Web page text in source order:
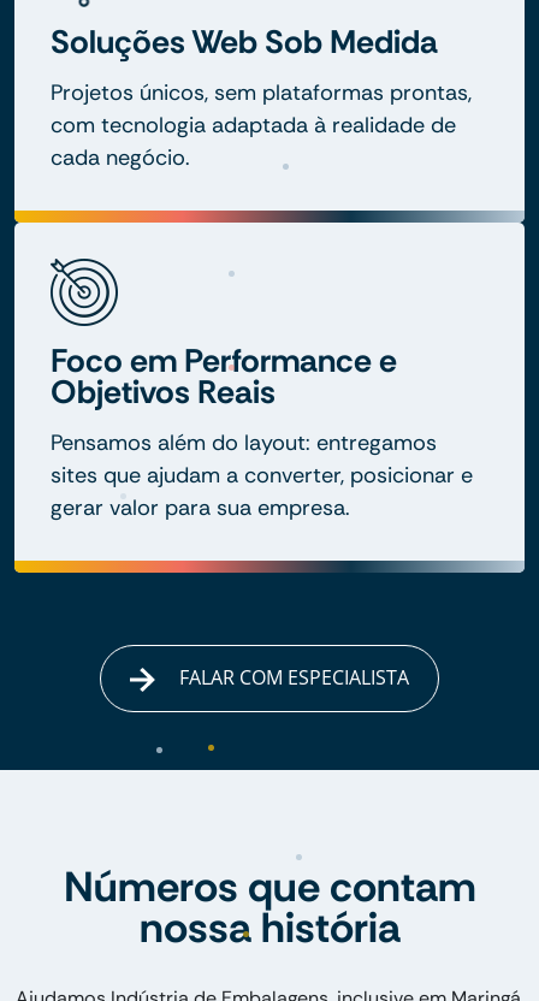
Soluções Web Sob Medida
Projetos únicos, sem plataformas prontas,
com tecnologia adaptada à realidade de
cada negócio.
Foco em Performance e
Objetivos Reais
Pensamos além do layout: entregamos
sites que ajudam a converter, posicionar e
gerar valor para sua empresa.
FALAR COM ESPECIALISTA
Números que contam
nossa história